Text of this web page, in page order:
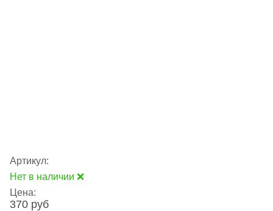
Артикул:
Нет в наличии ❌
Цена:
370 руб